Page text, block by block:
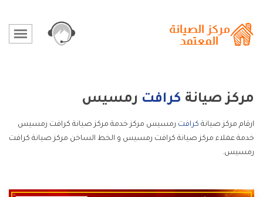
مركز صيانة كرافت رمسيس
ارقام مركز صيانة كرافت رمسيس مركز خدمة مركز صيانة كرافت رمسيس
خدمة عملاء مركز صيانة كرافت رمسيس و الخط الساخن مركز صيانة كرافت
رمسيس.